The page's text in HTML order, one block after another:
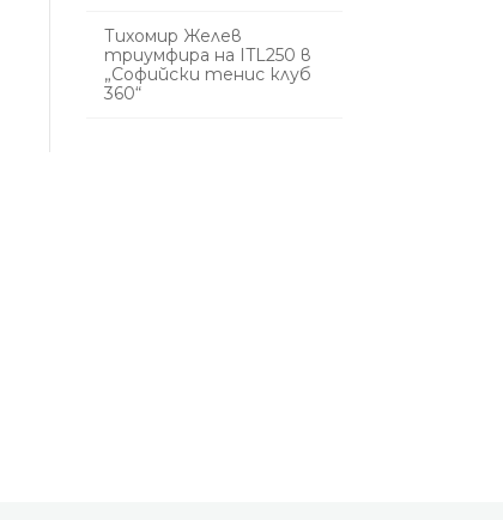
Тихомир Желев
триумфира на ITL250 в
„Софийски тенис клуб
360“